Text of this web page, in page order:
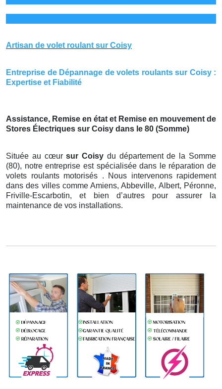
Artisan de volet roulant sur Coisy
Entreprise de Dépannage de volets roulants sur Coisy :
Expertise et Fiabilité
Assistance, Remise en état et Remise en mouvement de
Stores Électriques sur Coisy dans le 80 (Somme)
Située au cœursur Coisy du département de la Somme
(80), notre entreprise est spécialisée dans le réparation de
volets roulants motorisés . Nous intervenons rapidement
dans des villes comme Amiens, Abbeville, Albert, Péronne,
Friville-Escarbotin, et bien d’autres pour assurer la
maintenance de vos installations.